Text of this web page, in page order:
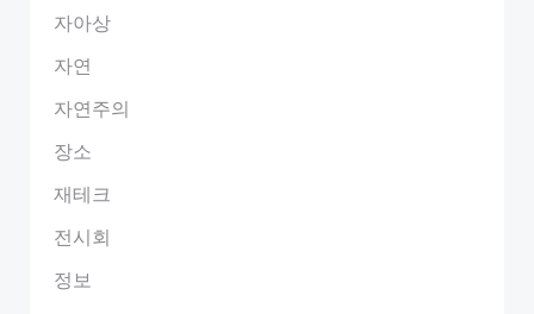
자아상
자연
자연주의
장소
재테크
전시회
정보